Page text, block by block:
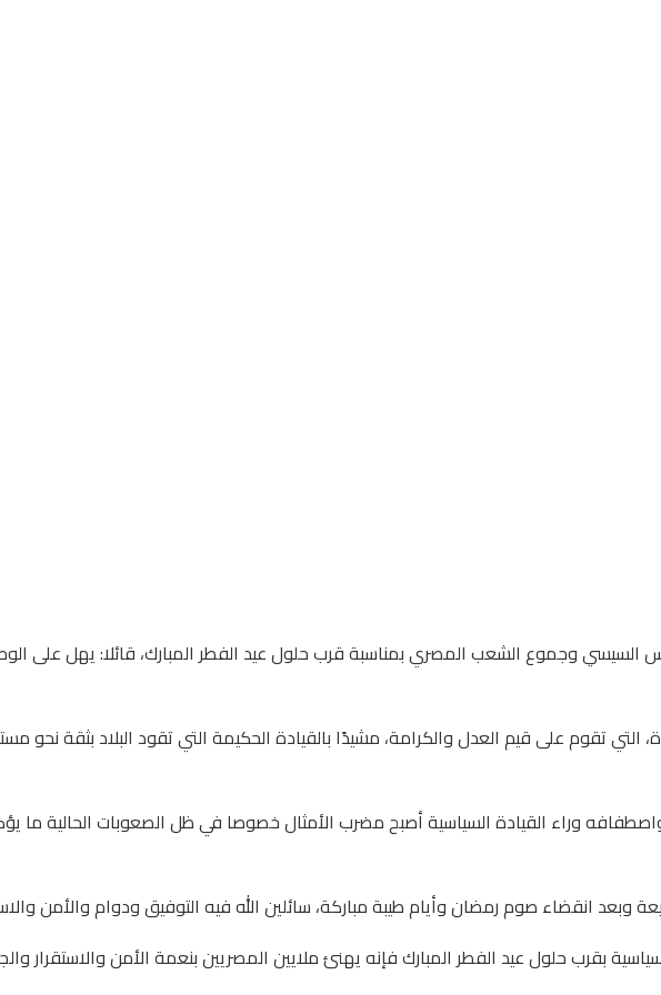
السيسي وجموع الشعب المصري بمناسبة قرب حلول عيد الفطر المبارك، قائلا: يهل على
تقوم على قيم العدل والكرامة، مشيدًا بالقيادة الحكيمة التي تقود البلاد بثقة نحو
وراء القيادة السياسية أصبح مضرب الأمثال خصوصا في ظل الصعوبات الحالية ما
وبعد انقضاء صوم رمضان وأيام طيبة مباركة، سائلين الله فيه التوفيق ودوام والأمن
بقرب حلول عيد الفطر المبارك فإنه يهنئ ملايين المصريين بنعمة الأمن والاستقرار